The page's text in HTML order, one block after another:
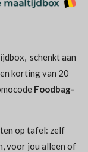
schenkt aan
korting van 20
Foodbag-
op tafel: zelf
voor jou alleen of